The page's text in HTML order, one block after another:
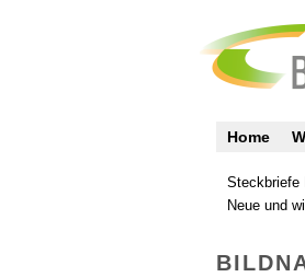
Home
Steckbriefe
Neue und